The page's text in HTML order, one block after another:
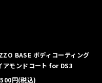
BASE ボディコーティング
アモンドコート for DS3
円(税込)